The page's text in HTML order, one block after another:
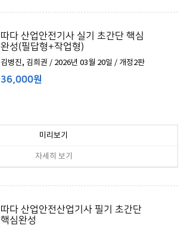
따다 산업안전기사 실기 초간단 핵심
완성(필답형+작업형)
김병진, 김희권 / 2026년 03월 20일 / 개정2판
36,000원
미리보기
자세히 보기
따다 산업안전산업기사 필기 초간단
핵심완성